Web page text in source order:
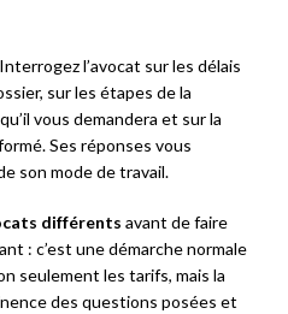
l’avocat sur les délais
sur les étapes de la
vous demandera et sur la
Ses réponses vous
son mode de travail.
différents avant de faire
: c’est une démarche normale
seulement les tarifs, mais la
des questions posées et